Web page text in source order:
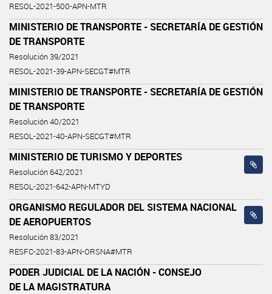
RESOL-2021-500-APN-MTR
MINISTERIO DE TRANSPORTE - SECRETARÍA DE GESTIÓN
DE TRANSPORTE
Resolución 39/2021
RESOL-2021-39-APN-SECGT#MTR
MINISTERIO DE TRANSPORTE - SECRETARÍA DE GESTIÓN
DE TRANSPORTE
Resolución 40/2021
RESOL-2021-40-APN-SECGT#MTR
MINISTERIO DE TURISMO Y DEPORTES
Resolución 642/2021
RESOL-2021-642-APN-MTYD
ORGANISMO REGULADOR DEL SISTEMA NACIONAL
DE AEROPUERTOS
Resolución 83/2021
RESFC-2021-83-APN-ORSNA#MTR
PODER JUDICIAL DE LA NACIÓN - CONSEJO
DE LA MAGISTRATURA